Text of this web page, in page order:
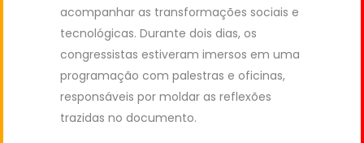
acompanhar as transformações sociais e
tecnológicas. Durante dois dias, os
congressistas estiveram imersos em uma
programação com palestras e oficinas,
responsáveis por moldar as reflexões
trazidas no documento.